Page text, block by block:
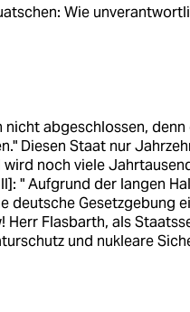
Wie
abgeschlossen,
Diesen Staat nur
noch viele
" Aufgrund der langen
deutsche Gesetzgebung
Herr Flasbarth, als
und nukleare